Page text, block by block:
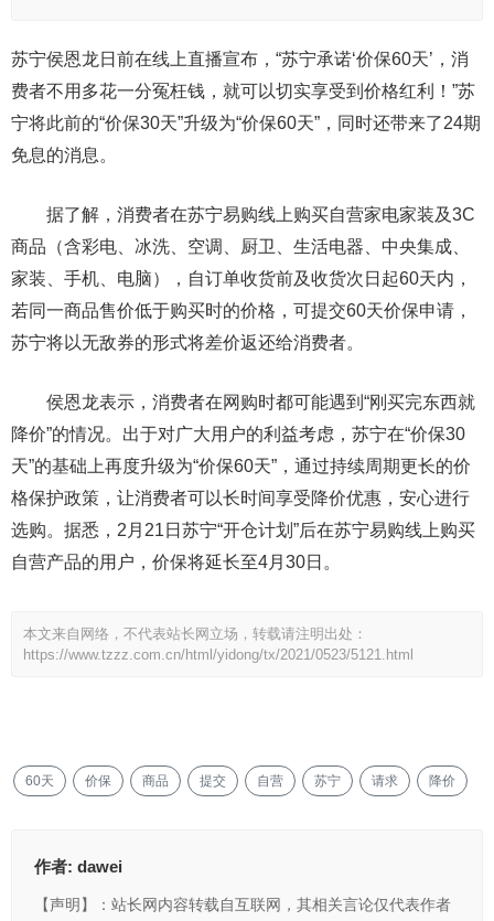
苏宁侯恩龙日前在线上直播宣布，“苏宁承诺‘价保60天’，消
费者不用多花一分冤枉钱，就可以切实享受到价格红利！”苏
宁将此前的“价保30天”升级为“价保60天”，同时还带来了24期
免息的消息。
据了解，消费者在苏宁易购线上购买自营家电家装及3C
商品（含彩电、冰洗、空调、厨卫、生活电器、中央集成、
家装、手机、电脑），自订单收货前及收货次日起60天内，
若同一商品售价低于购买时的价格，可提交60天价保申请，
苏宁将以无敌券的形式将差价返还给消费者。
侯恩龙表示，消费者在网购时都可能遇到“刚买完东西就
降价”的情况。出于对广大用户的利益考虑，苏宁在“价保30
天”的基础上再度升级为“价保60天”，通过持续周期更长的价
格保护政策，让消费者可以长时间享受降价优惠，安心进行
选购。据悉，2月21日苏宁“开仓计划”后在苏宁易购线上购买
自营产品的用户，价保将延长至4月30日。
本文来自网络，不代表站长网立场，转载请注明出处：
https://www.tzzz.com.cn/html/yidong/tx/2021/0523/5121.html
60天 价保 商品 提交 自营 苏宁 请求 降价
作者: dawei
【声明】：站长网内容转载自互联网，其相关言论仅代表作者